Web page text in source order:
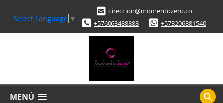
Select Language ▼
direccion@momentozero.co
+576063488888
+573206881540
MENÚ